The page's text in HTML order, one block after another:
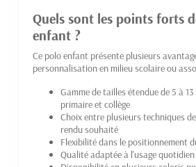
Quels sont les points forts
enfant ?
Ce polo enfant présente plusieurs
personnalisation en milieu scolaire ou
Gamme de tailles étendue de 5 à
primaire et collège
Choix entre plusieurs techniques
rendu souhaité
Flexibilité dans le positionnement
Qualité adaptée à l'usage